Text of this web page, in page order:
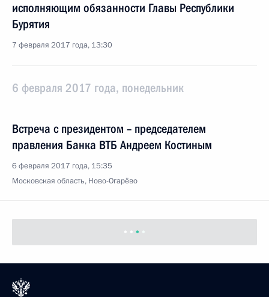
исполняющим обязанности Главы Республики
Бурятия
7 февраля 2017 года, 13:30
6 февраля 2017 года, понедельник
Встреча с президентом – председателем
правления Банка ВТБ Андреем Костиным
6 февраля 2017 года, 15:35
Московская область, Ново-Огарёво